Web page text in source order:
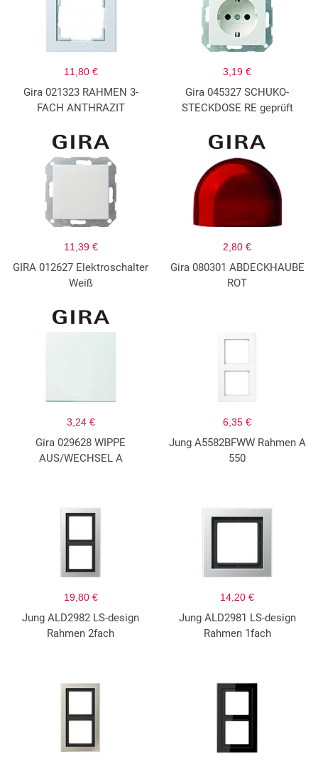
11,80 €
Gira 021323 RAHMEN 3-
FACH ANTHRAZIT
3,19 €
Gira 045327 SCHUKO-
STECKDOSE RE geprüft
11,39 €
GIRA 012627 Elektroschalter
Weiß
2,80 €
Gira 080301 ABDECKHAUBE
ROT
3,24 €
Gira 029628 WIPPE
AUS/WECHSEL A
6,35 €
Jung A5582BFWW Rahmen A
550
19,80 €
Jung ALD2982 LS-design
Rahmen 2fach
14,20 €
Jung ALD2981 LS-design
Rahmen 1fach